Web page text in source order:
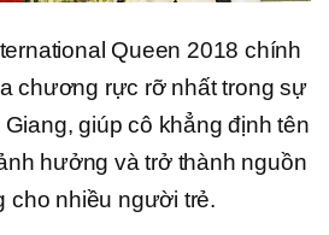
Queen 2018 chính
chương rực rỡ nhất trong sự
giúp cô khẳng định tên
hưởng và trở thành nguồn
cho nhiều người trẻ.